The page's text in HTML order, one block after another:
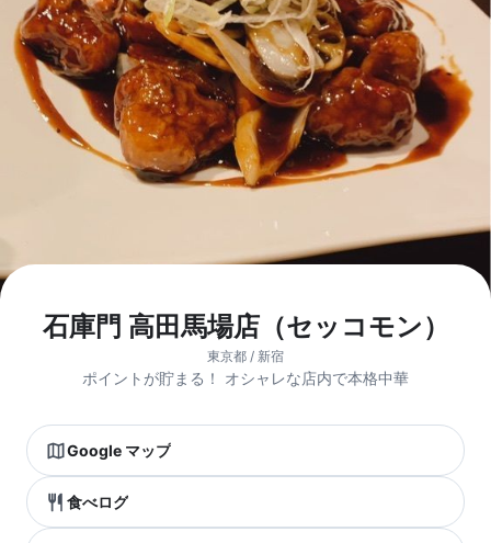
石庫門 高田馬場店（セッコモン）
東京都 / 新宿
ポイントが貯まる！ オシャレな店内で本格中華
Google マップ
食べログ